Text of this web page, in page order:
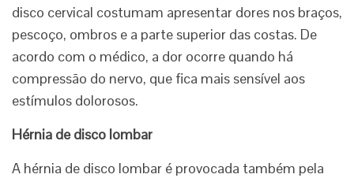
disco cervical costumam apresentar dores nos braços,
pescoço, ombros e a parte superior das costas. De
acordo com o médico, a dor ocorre quando há
compressão do nervo, que fica mais sensível aos
estímulos dolorosos.
Hérnia de disco lombar
A hérnia de disco lombar é provocada também pela